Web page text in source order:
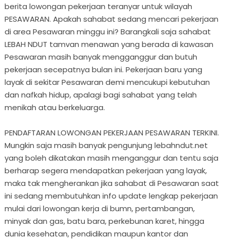
berita lowongan pekerjaan teranyar untuk wilayah
PESAWARAN. Apakah sahabat sedang mencari pekerjaan
di area Pesawaran minggu ini? Barangkali saja sahabat
LEBAH NDUT tamvan menawan yang berada di kawasan
Pesawaran masih banyak mengganggur dan butuh
pekerjaan secepatnya bulan ini. Pekerjaan baru yang
layak di sekitar Pesawaran demi mencukupi kebutuhan
dan nafkah hidup, apalagi bagi sahabat yang telah
menikah atau berkeluarga.
PENDAFTARAN LOWONGAN PEKERJAAN PESAWARAN TERKINI.
Mungkin saja masih banyak pengunjung lebahndut.net
yang boleh dikatakan masih menganggur dan tentu saja
berharap segera mendapatkan pekerjaan yang layak,
maka tak mengherankan jika sahabat di Pesawaran saat
ini sedang membutuhkan info update lengkap pekerjaan
mulai dari lowongan kerja di bumn, pertambangan,
minyak dan gas, batu bara, perkebunan karet, hingga
dunia kesehatan, pendidikan maupun kantor dan